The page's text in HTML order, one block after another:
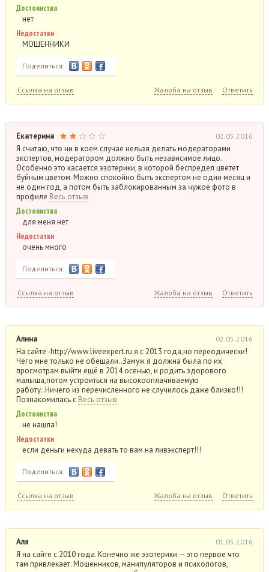
Достоинства
нет
Недостатки
МОШЕННИКИ
Поделиться:
Ссылка на отзыв Жалоба на отзыв Ответить
Екатерина 02.05.2016
Я считаю, что ни в коем случае нельзя делать модераторами
экспертов, модератором должно быть независимое лицо.
Особенно это касается эзотерики, в которой беспредел цветет
буйным цветом. Можно спокойно быть экспертом не один месяц и
не один год, а потом быть заблокированным за чужое фото в
профиле Весь отзыв
Достоинства
для меня нет
Недостатки
очень много
Поделиться:
Ссылка на отзыв Жалоба на отзыв Ответить
Алина 02.05.2016
На сайте -http://www.liveexpert.ru я с 2013 года,но переодически!
Чего мне только не обещали..Замуж я должна была по их
просмотрам выйти ещё в 2014 осенью, и родить здорового
малыша,потом устроиться на высокооплачиваемую
работу..Ничего из перечисленного не случилось даже близко!!!
Познакомилась с Весь отзыв
Достоинства
не нашла!
Недостатки
если деньги некуда девать то вам на ливэксперт!!!
Поделиться:
Ссылка на отзыв Жалоба на отзыв Ответить
Аля 01.05.2016
Я на сайте с 2010 года. Конечно же эзотерики — это первое что
там привлекает. Мошенников, манипуляторов и психологов,